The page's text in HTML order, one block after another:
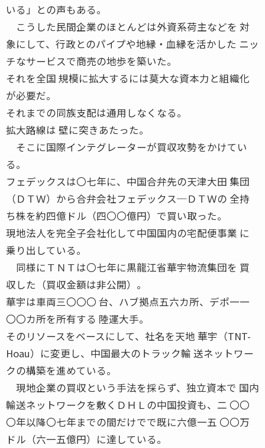
いる」との声もある。
こうした民間企業のほとんどは外資系荷主などを 対
象にして、行政とのパイプや地縁・血縁を活かした ニッ
チなサービスで商売の地歩を築いた。
それを全国 規模に拡大するには莫大な資本力と組織化
が必要だ。
それまでの同族支配は通用しなくなる。
拡大路線は 壁に突きあたった。
そこに国際インテグレーターが買収攻勢をかけてい
る。
フェデックスは〇七年に、中国合弁先の天津大田 集団
（ＤＴＷ）から合弁会社フェデックス─ＤＴＷの 全持
ち株を約四億ドル（四〇〇億円）で買い取った。
現地法人を完全子会社化して中国国内の宅配便事業 に
乗り出している。
同様にＴＮＴは〇七年に黒龍江省華宇物流集団を 買
収した（買収金額は非公開）。
華宇は車両三〇〇〇 台、ハブ拠点五六カ所、デポ一一
〇〇カ所を所有する 陸運大手。
そのリソースをベースにして、社名を天地 華宇（TNT-
Hoau）に変更し、中国最大のトラック輸 送ネットワー
クの構築を進めている。
現地企業の買収という手法を採らず、独立資本で 国内
輸送ネットワークを敷くＤＨＬの中国投資も、二 〇〇
〇年以降〇七年までの間だけでで既に六億一五 〇〇万
ドル（六一五億円）に達している。